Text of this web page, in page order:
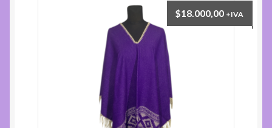
$18.000,00 +IVA